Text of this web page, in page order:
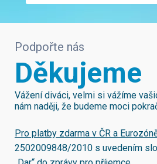
Podpořte nás
Děkujeme
Vážení diváci, velmi si vážíme
nám naději, že budeme moci
Pro platby zdarma v ČR a
2502009848/2010 s uvedením